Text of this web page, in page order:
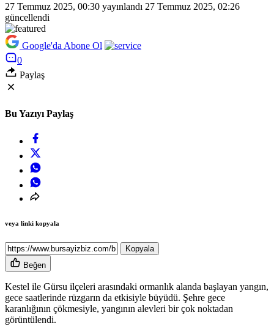
27 Temmuz 2025, 00:30 yayınlandı 27 Temmuz 2025, 02:26
güncellendi
Google'da Abone Ol
0
Paylaş
Bu Yazıyı Paylaş
veya linki kopyala
Kopyala
Beğen
Kestel ile Gürsu ilçeleri arasındaki ormanlık alanda başlayan yangın,
gece saatlerinde rüzgarın da etkisiyle büyüdü. Şehre gece
karanlığının çökmesiyle, yangının alevleri bir çok noktadan
görüntülendi.